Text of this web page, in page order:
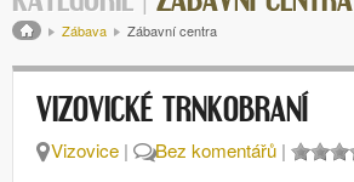
Drobečková navigace
Zábava Zábavní centra
VIZOVICKÉ TRNKOBRANÍ
Vizovice | Bez komentářů |